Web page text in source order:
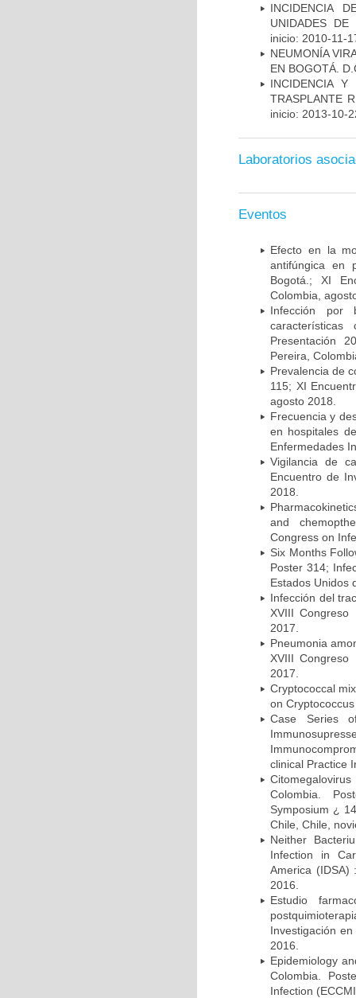
INCIDENCIA
UNIDADES DE
inicio: 2010-11-
NEUMONÍA
EN BOGOTÁ.
INCIDENCIA Y
TRASPLANTE
inicio: 2013-10-
Laboratorios
Eventos
Efecto en la
antifúngica en
Bogotá.; XI
Colombia,
Infección por
Presentación
Pereira,
Prevalencia de
115; XI
agosto 2018.
Frecuencia y
en hospitales
Enfermedades
Vigilancia de
Encuentro de
2018.
and
Congress on
Six Months
Poster 314;
Estados Unidos
Infección del
XVIII
2017.
Pneumonia
XVIII
2017.
Cryptococcal
on
Case Series
clinical Practice
Colombia.
Symposium ¿
Chile, Chile,
Neither
Infection in
America (IDSA)
2016.
Estudio
Investigación
2016.
Epidemiology
Colombia.
Infection